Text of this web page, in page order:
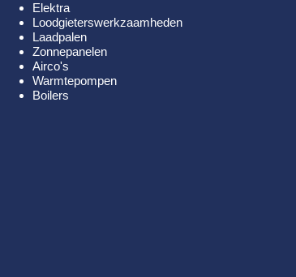
Elektra
Loodgieterswerkzaamheden
Laadpalen
Zonnepanelen
Airco's
Warmtepompen
Boilers